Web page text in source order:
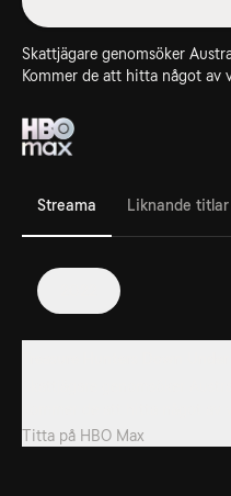
Skattjägare genomsöker
Kommer de att hitta något av
Streama Liknande titlar
Titta på HBO Max